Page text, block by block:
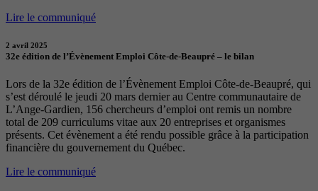
Lire le communiqué
2 avril 2025
32e édition de l’Évènement Emploi Côte-de-Beaupré – le bilan
Lors de la 32e édition de l’Évènement Emploi Côte-de-Beaupré, qui
s’est déroulé le jeudi 20 mars dernier au Centre communautaire de
L’Ange-Gardien, 156 chercheurs d’emploi ont remis un nombre
total de 209 curriculums vitae aux 20 entreprises et organismes
présents. Cet évènement a été rendu possible grâce à la participation
financière du gouvernement du Québec.
Lire le communiqué